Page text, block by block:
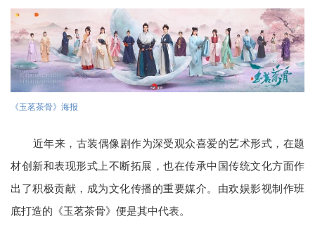
《玉茗茶骨》海报
近年来，古装偶像剧作为深受观众喜爱的艺术形式，在题
材创新和表现形式上不断拓展，也在传承中国传统文化方面作
出了积极贡献，成为文化传播的重要媒介。由欢娱影视制作班
底打造的《玉茗茶骨》便是其中代表。